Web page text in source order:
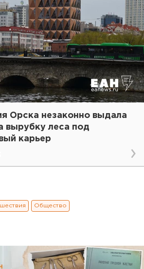
Орска незаконно выдала
вырубку леса под
карьер
Общество